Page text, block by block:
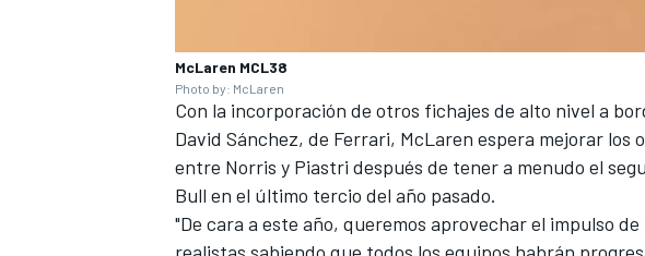
McLaren MCL38
Photo by: McLaren
Con la incorporación de otros fichajes de alto nivel a
David Sánchez, de Ferrari, McLaren espera mejorar los
entre Norris y Piastri después de tener a menudo el
Bull en el último tercio del año pasado.
"De cara a este año, queremos aprovechar el impulso